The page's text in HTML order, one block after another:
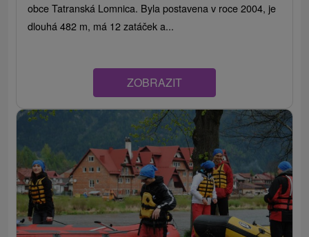
obce Tatranská Lomnica. Byla postavena v roce 2004, je
dlouhá 482 m, má 12 zatáček a...
ZOBRAZIT